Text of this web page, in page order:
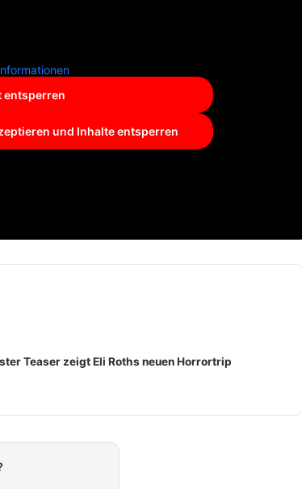
entsperren
und Inhalte entsperren
Teaser zeigt Eli Roths neuen Horrortrip